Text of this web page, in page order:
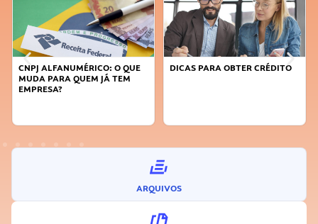
CNPJ ALFANUMÉRICO: O QUE
MUDA PARA QUEM JÁ TEM
EMPRESA?
DICAS PARA OBTER CRÉDITO
ARQUIVOS